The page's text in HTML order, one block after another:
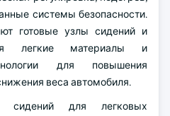
системы безопасности.
готовые узлы сидений и
легкие материалы и
для повышения
веса автомобиля.
сидений для легковых